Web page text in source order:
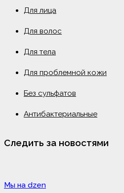
Для лица
Для волос
Для тела
Для проблемной кожи
Без сульфатов
Антибактериальные
Следить за новостями
Мы на dzen